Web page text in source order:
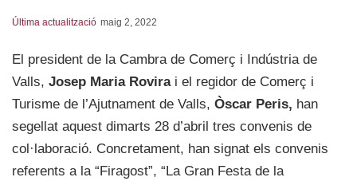
Última actualització maig 2, 2022
El president de la Cambra de Comerç i Indústria de
Valls, Josep Maria Rovirai el regidor de Comerç i
Turisme de l’Ajutnament de Valls, Òscar Peris, han
segellat aquest dimarts 28 d’abril tres convenis de
col·laboració. Concretament, han signat els convenis
referents a la “Firagost”, “La Gran Festa de la